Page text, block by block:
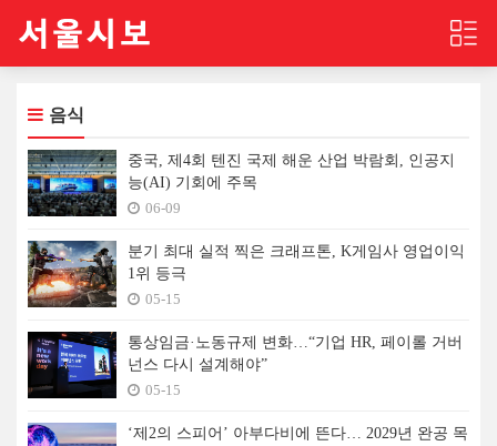
음식
중국, 제4회 텐진 국제 해운 산업 박람회, 인공지
능(AI) 기회에 주목
06-09
분기 최대 실적 찍은 크래프톤, K게임사 영업이익
1위 등극
05-15
통상임금·노동규제 변화…“기업 HR, 페이롤 거버
넌스 다시 설계해야”
05-15
‘제2의 스피어’ 아부다비에 뜬다… 2029년 완공 목